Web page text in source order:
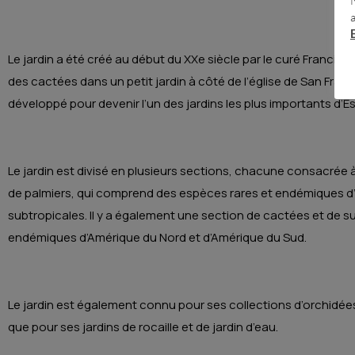
Le jardin a été créé au début du XXe siècle par le curé
des cactées dans un petit jardin à côté de l’église de San
développé pour devenir l’un des jardins les plus importants
Le jardin est divisé en plusieurs sections, chacune consacrée
de palmiers, qui comprend des espèces rares et endémiques
subtropicales. Il y a également une section de cactées et de
endémiques d’Amérique du Nord et d’Amérique du Sud.
Le jardin est également connu pour ses collections
que pour ses jardins de rocaille et de jardin d’eau.